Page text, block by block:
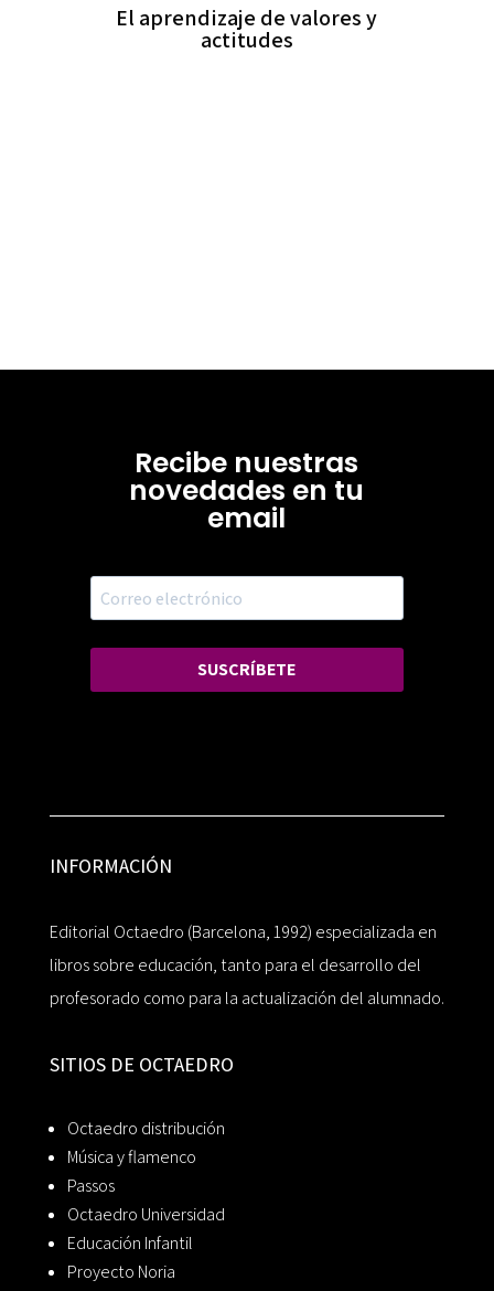
El aprendizaje de valores y
actitudes
Recibe nuestras
novedades en tu
email
SUSCRÍBETE
INFORMACIÓN
Editorial Octaedro (Barcelona, 1992) especializada en
libros sobre educación, tanto para el desarrollo del
profesorado como para la actualización del alumnado.
SITIOS DE OCTAEDRO
Octaedro distribución
Música y flamenco
Passos
Octaedro Universidad
Educación Infantil
Proyecto Noria